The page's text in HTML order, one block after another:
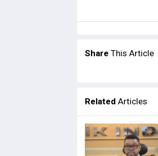
Share This Article
Related Articles